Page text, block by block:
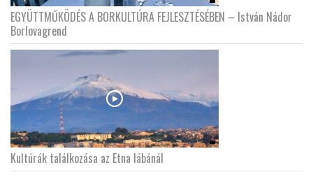
EGYÜTTMŰKÖDÉS A BORKULTÚRA FEJLESZTÉSÉBEN – István Nádor
Borlovagrend
Kultúrák találkozása az Etna lábánál